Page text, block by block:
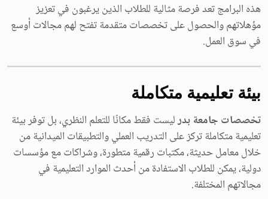
هذه البرامج تعد فرصة مثالية للطلاب الذين يرغبون في تعزيز
مؤهلاتهم والحصول على تخصصات متقدمة تفتح لهم مجالات أوسع
في سوق العمل.
بيئة تعليمية متكاملة
تخصصات جامعة بدرليست فقط مكانًا للتعلم النظري، بل توفر بيئة
تعليمية متكاملة تركز على التدريب العملي والتطبيقات الميدانية من
خلال معامل حديثة، مكتبات رقمية متطورة، وشراكات مع مؤسسات
دولية، يمكن للطلاب الاستفادة من أحدث الموارد التعليمية في
مجالاتهم المختلفة.